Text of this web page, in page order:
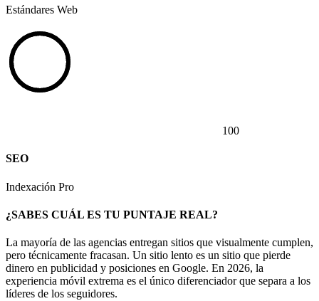
Estándares Web
100
SEO
Indexación Pro
¿SABES CUÁL ES TU PUNTAJE REAL?
La mayoría de las agencias entregan sitios que visualmente cumplen,
pero técnicamente fracasan. Un sitio lento es un sitio que pierde
dinero en publicidad y posiciones en Google. En 2026, la
experiencia móvil extrema es el único diferenciador que separa a los
líderes de los seguidores.